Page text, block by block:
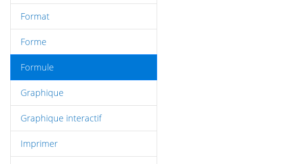
Format
Forme
Formule
Graphique
Graphique interactif
Imprimer